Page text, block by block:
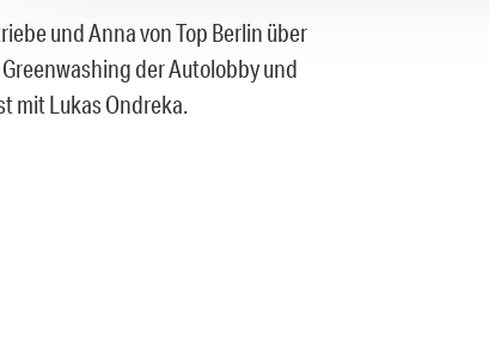
und Anna von Top Berlin über
der Autolobby und
mit Lukas Ondreka.